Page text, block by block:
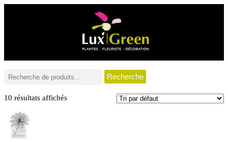
Recherche
10 résultats affichés